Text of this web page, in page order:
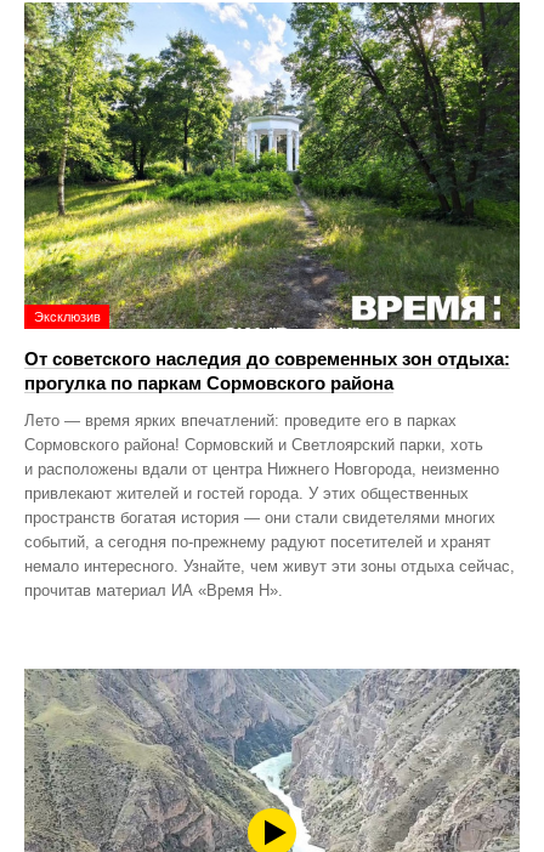
Эксклюзив
От советского наследия до современных зон отдыха:
прогулка по паркам Сормовского района
Лето — время ярких впечатлений: проведите его в парках
Сормовского района! Сормовский и Светлоярский парки, хоть
и расположены вдали от центра Нижнего Новгорода, неизменно
привлекают жителей и гостей города. У этих общественных
пространств богатая история — они стали свидетелями многих
событий, а сегодня по‑прежнему радуют посетителей и хранят
немало интересного. Узнайте, чем живут эти зоны отдыха сейчас,
прочитав материал ИА «Время Н».